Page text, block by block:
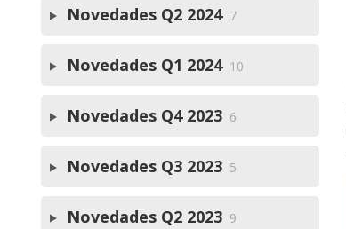
Novedades Q2 2024 7
Novedades Q1 2024 10
Novedades Q4 2023 6
Novedades Q3 2023 5
Novedades Q2 2023 9